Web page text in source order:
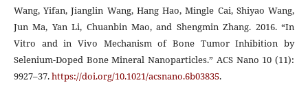
Wang, Yifan, Jianglin Wang, Hang Hao, Mingle Cai, Shiyao Wang,
Jun Ma, Yan Li, Chuanbin Mao, and Shengmin Zhang. 2016. “In
Vitro and in Vivo Mechanism of Bone Tumor Inhibition by
Selenium-Doped Bone Mineral Nanoparticles.” ACS Nano 10 (11):
9927–37.https://doi.org/10.1021/acsnano.6b03835.